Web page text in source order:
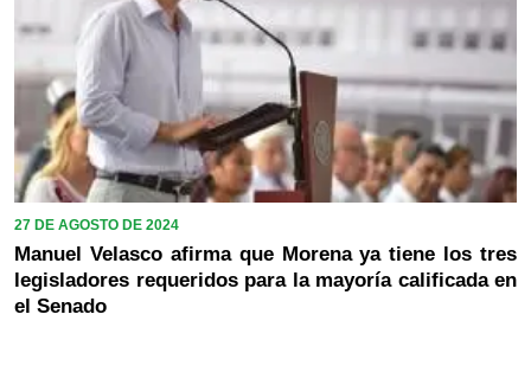
27 DE AGOSTO DE 2024
Manuel Velasco afirma que Morena ya tiene los tres
legisladores requeridos para la mayoría calificada en
el Senado